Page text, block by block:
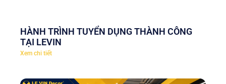
HÀNH TRÌNH TUYỂN DỤNG THÀNH CÔNG
TẠI LEVIN
Xem chi tiết